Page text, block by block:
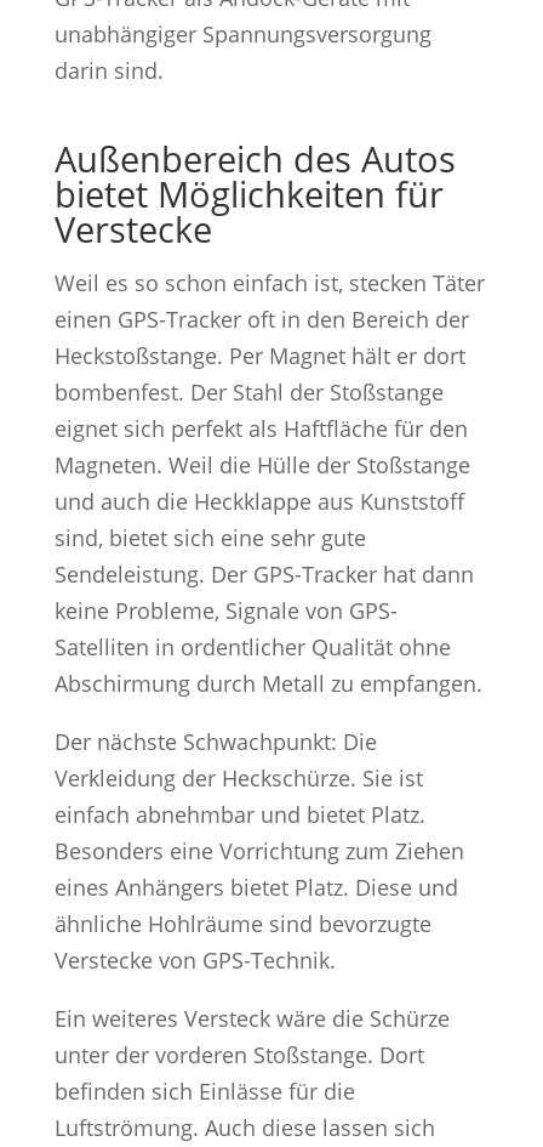
unabhängiger Spannungsversorgung
darin sind.
Außenbereich des Autos
bietet Möglichkeiten für
Verstecke
Weil es so schon einfach ist, stecken Täter
einen GPS-Tracker oft in den Bereich der
Heckstoßstange. Per Magnet hält er dort
bombenfest. Der Stahl der Stoßstange
eignet sich perfekt als Haftfläche für den
Magneten. Weil die Hülle der Stoßstange
und auch die Heckklappe aus Kunststoff
sind, bietet sich eine sehr gute
Sendeleistung. Der GPS-Tracker hat dann
keine Probleme, Signale von GPS-
Satelliten in ordentlicher Qualität ohne
Abschirmung durch Metall zu empfangen.
Der nächste Schwachpunkt: Die
Verkleidung der Heckschürze. Sie ist
einfach abnehmbar und bietet Platz.
Besonders eine Vorrichtung zum Ziehen
eines Anhängers bietet Platz. Diese und
ähnliche Hohlräume sind bevorzugte
Verstecke von GPS-Technik.
Ein weiteres Versteck wäre die Schürze
unter der vorderen Stoßstange. Dort
befinden sich Einlässe für die
Luftströmung. Auch diese lassen sich